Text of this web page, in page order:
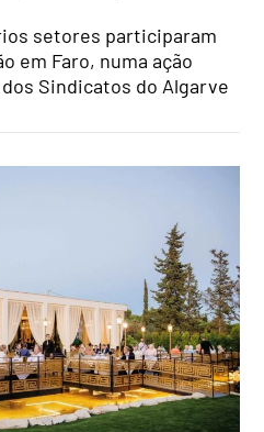
setores participaram
em Faro, numa ação
Sindicatos do Algarve